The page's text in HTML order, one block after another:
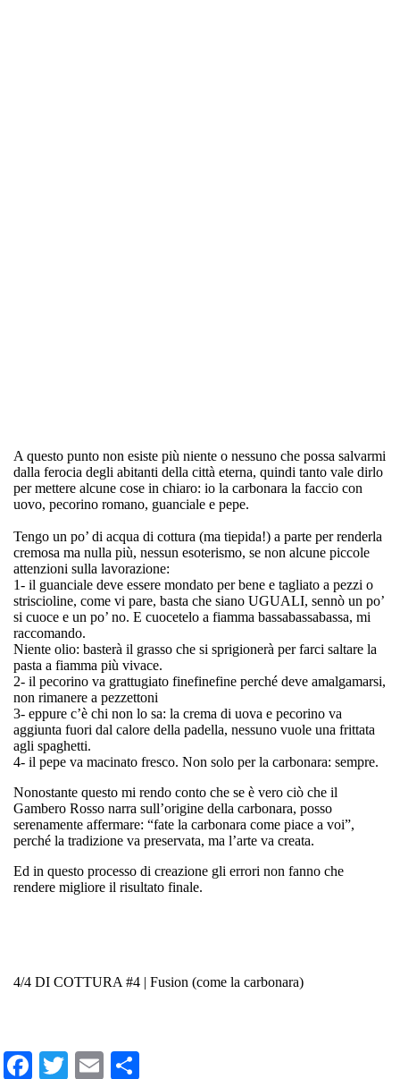
A questo punto non esiste più niente o nessuno che possa salvarmi
dalla ferocia degli abitanti della città eterna, quindi tanto vale dirlo
per mettere alcune cose in chiaro: io la carbonara la faccio con
uovo, pecorino romano, guanciale e pepe.
Tengo un po’ di acqua di cottura (ma tiepida!) a parte per renderla
cremosa ma nulla più, nessun esoterismo, se non alcune piccole
attenzioni sulla lavorazione:
1- il guanciale deve essere mondato per bene e tagliato a pezzi o
striscioline, come vi pare, basta che siano UGUALI, sennò un po’
si cuoce e un po’ no. E cuocetelo a fiamma bassabassabassa, mi
raccomando.
Niente olio: basterà il grasso che si sprigionerà per farci saltare la
pasta a fiamma più vivace.
2- il pecorino va grattugiato finefinefine perché deve amalgamarsi,
non rimanere a pezzettoni
3- eppure c’è chi non lo sa: la crema di uova e pecorino va
aggiunta fuori dal calore della padella, nessuno vuole una frittata
agli spaghetti.
4- il pepe va macinato fresco. Non solo per la carbonara: sempre.
Nonostante questo mi rendo conto che se è vero ciò che il
Gambero Rosso narra sull’origine della carbonara, posso
serenamente affermare: “fate la carbonara come piace a voi”,
perché la tradizione va preservata, ma l’arte va creata.
Ed in questo processo di creazione gli errori non fanno che
rendere migliore il risultato finale.
4/4 DI COTTURA #4 | Fusion (come la carbonara)
Fa T
E